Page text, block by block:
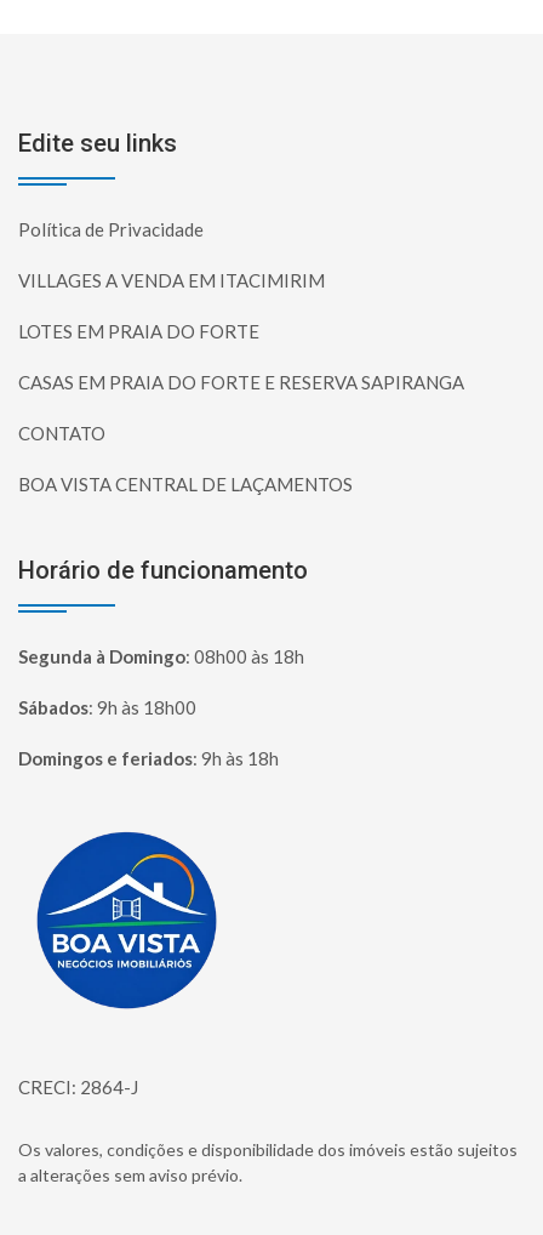
Edite seu links
Política de Privacidade
VILLAGES A VENDA EM ITACIMIRIM
LOTES EM PRAIA DO FORTE
CASAS EM PRAIA DO FORTE E RESERVA SAPIRANGA
CONTATO
BOA VISTA CENTRAL DE LAÇAMENTOS
Horário de funcionamento
Segunda à Domingo: 08h00 às 18h
Sábados: 9h às 18h00
Domingos e feriados: 9h às 18h
Página inicial
CRECI: 2864-J
Os valores, condições e disponibilidade dos imóveis estão sujeitos
a alterações sem aviso prévio.